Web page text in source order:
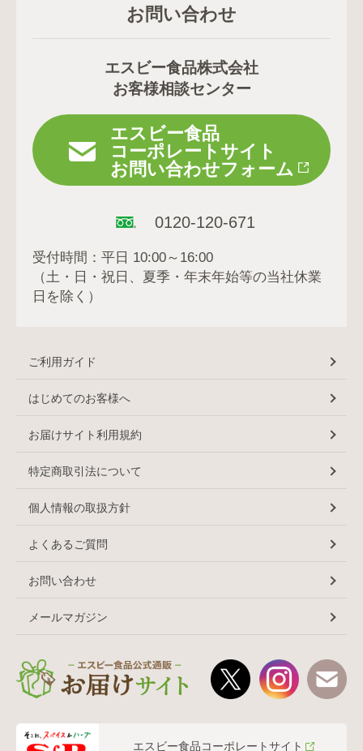
お問い合わせ
エスビー食品株式会社
お客様相談センター
エスビー食品
コーポレートサイト
お問い合わせフォーム
0120-120-671
受付時間：平日 10:00～16:00
（土・日・祝日、夏季・年末年始等の当社休業
日を除く）
ご利用ガイド
はじめてのお客様へ
お届けサイト利用規約
特定商取引法について
個人情報の取扱方針
よくあるご質問
お問い合わせ
メールマガジン
エスビー食品コーポレートサイト